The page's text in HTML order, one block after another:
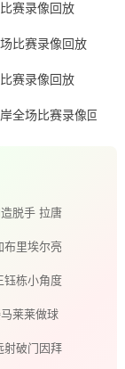
赛录像回放
比赛录像回放
赛录像回放
全场比赛录像回放
脱手 拉唐
布里埃尔亮
钰栋小角度
莱莱做球
射破门因拜